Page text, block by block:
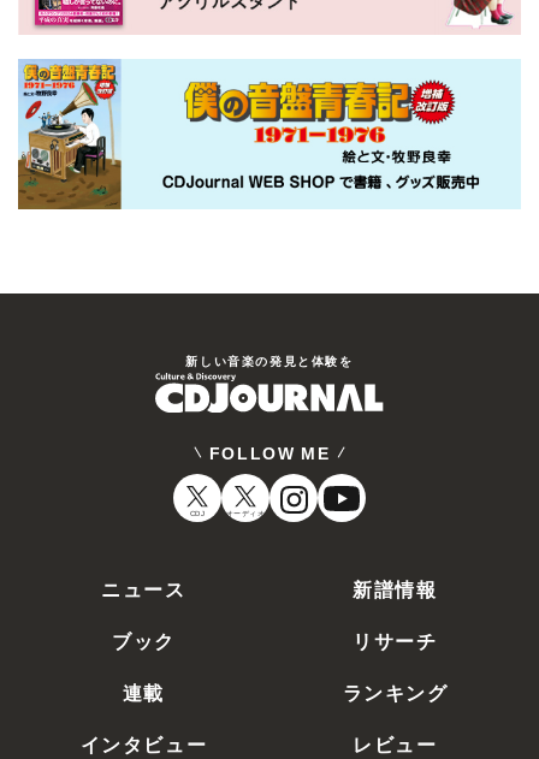
新しい⾳楽の発⾒と体験を
FOLLOW ME
CDJ オーディオ
ニュース
新譜情報
ブック
リサーチ
連載
ランキング
インタビュー
レビュー